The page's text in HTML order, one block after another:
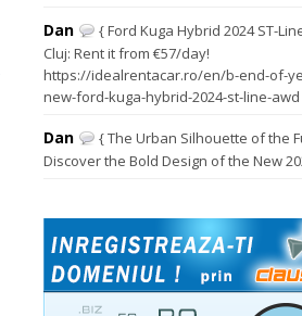
Dan
{ Ford Kuga Hybrid 2024 ST-
Cluj: Rent it from €57/day!
https://idealrentacar.ro/en/b-end-of-
new-ford-kuga-hybrid-2024-st-line-
Dan
{ The Urban Silhouette of the
Discover the Bold Design of the New